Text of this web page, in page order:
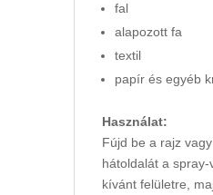
fal
alapozott fa
textil
papír és egyéb
Használat:
Fújd be a rajz
hátoldalát a
kívánt felületre,